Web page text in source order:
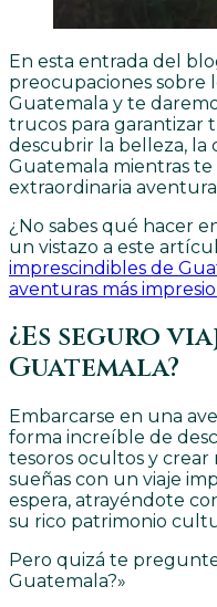
En esta entrada del
preocupaciones sobre
Guatemala y te
trucos para garantizar
descubrir la belleza,
Guatemala mientras
extraordinaria
¿No sabes qué hacer
un vistazo a este
imprescindibles de
aventuras más
¿Es seguro
Guatemala?
Embarcarse en una
forma increíble de
tesoros ocultos y crear
sueñas con un viaje
espera, atrayéndote
su rico patrimonio
Pero quizá te
Guatemala?»